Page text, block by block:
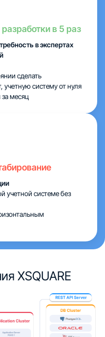
в 5 раз
в экспертах
сделать
систему от нуля
месяц
учетной системе без
XSQUARE